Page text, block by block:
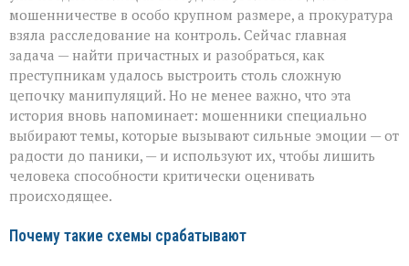
мошенничестве в особо крупном размере, а прокуратура
взяла расследование на контроль. Сейчас главная
задача — найти причастных и разобраться, как
преступникам удалось выстроить столь сложную
цепочку манипуляций. Но не менее важно, что эта
история вновь напоминает: мошенники специально
выбирают темы, которые вызывают сильные эмоции — от
радости до паники, — и используют их, чтобы лишить
человека способности критически оценивать
происходящее.
Почему такие схемы срабатывают